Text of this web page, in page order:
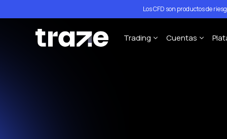
Los CFD son productos de
Trading Cuentas